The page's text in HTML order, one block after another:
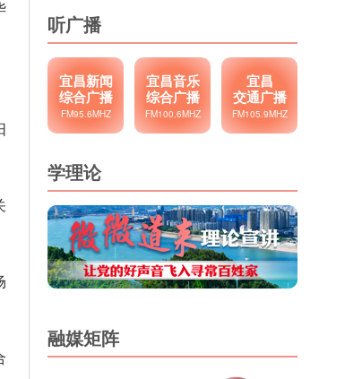
听广播
宜昌新闻
综合广播
FM95.6MHZ
宜昌音乐
综合广播
FM100.6MHZ
宜昌
交通广播
FM105.9MHZ
学理论
融媒矩阵